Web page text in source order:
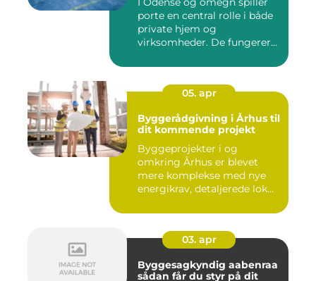
porte en central rolle i både
private hjem og
virksomheder. De fungerer
05. apr
Byggerådgivning i Århus til
dit kommende projekt
Byggeprojekter i og
omkring Århus er blevet
mere komplekse med nye
energikrav, detaljerede lok...
03. apr
Byggesagkyndig aabenraa
sådan får du styr på dit